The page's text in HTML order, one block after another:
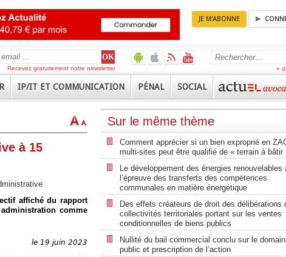
JE M'ABONNE
+
Recevez gratuitement notre newsletter
IP/IT ET COMMUNICATION PÉNAL SOCIAL
à 15
affiché du rapport
comme
le 19 juin 2023
Sur le même thème
Comment apprécier si un bien exproprié en
multi-sites peut être qualifié de « terrain à bâtir
Le développement des énergies renouvelables
l’épreuve des transferts des compétences
communales en matière énergétique
Des effets créateurs de droit des délibérations
collectivités territoriales portant sur les ventes
conditionnelles de biens publics
Nullité du bail commercial conclu sur le
public et prescription de l’action